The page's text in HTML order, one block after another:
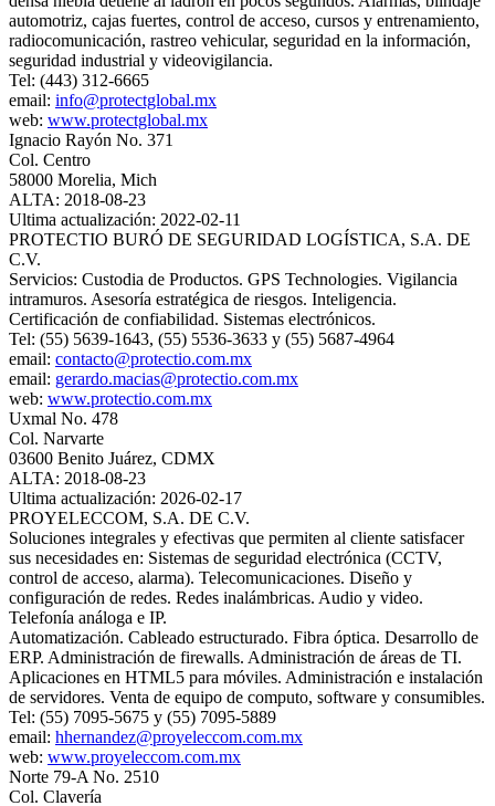
automotriz, cajas fuertes, control de acceso, cursos y entrenamiento,
radiocomunicación, rastreo vehicular, seguridad en la información,
seguridad industrial y videovigilancia.
Tel: (443) 312-6665
email: info@protectglobal.mx
web: www.protectglobal.mx
Ignacio Rayón No. 371
Col. Centro
58000 Morelia, Mich
ALTA: 2018-08-23
Ultima actualización: 2022-02-11
PROTECTIO BURÓ DE SEGURIDAD LOGÍSTICA, S.A. DE
C.V.
Servicios: Custodia de Productos. GPS Technologies. Vigilancia
intramuros. Asesoría estratégica de riesgos. Inteligencia.
Certificación de confiabilidad. Sistemas electrónicos.
Tel: (55) 5639-1643, (55) 5536-3633 y (55) 5687-4964
email: contacto@protectio.com.mx
email: gerardo.macias@protectio.com.mx
web: www.protectio.com.mx
Uxmal No. 478
Col. Narvarte
03600 Benito Juárez, CDMX
ALTA: 2018-08-23
Ultima actualización: 2026-02-17
PROYELECCOM, S.A. DE C.V.
Soluciones integrales y efectivas que permiten al cliente satisfacer
sus necesidades en: Sistemas de seguridad electrónica (CCTV,
control de acceso, alarma). Telecomunicaciones. Diseño y
configuración de redes. Redes inalámbricas. Audio y video.
Telefonía análoga e IP.
Automatización. Cableado estructurado. Fibra óptica. Desarrollo de
ERP. Administración de firewalls. Administración de áreas de TI.
Aplicaciones en HTML5 para móviles. Administración e instalación
de servidores. Venta de equipo de computo, software y consumibles.
Tel: (55) 7095-5675 y (55) 7095-5889
email: hhernandez@proyeleccom.com.mx
web: www.proyeleccom.com.mx
Norte 79-A No. 2510
Col. Clavería